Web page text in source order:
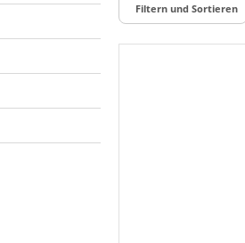
Filtern und Sortieren